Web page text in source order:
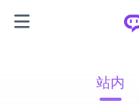
站内